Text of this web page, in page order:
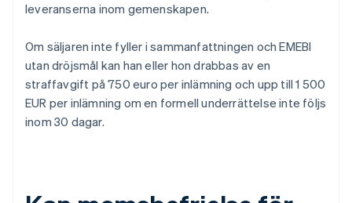
leveranserna inom gemenskapen.
Om säljaren inte fyller i sammanfattningen och EMEBI
utan dröjsmål kan han eller hon drabbas av en
straffavgift på 750 euro per inlämning och upp till 1 500
EUR per inlämning om en formell underrättelse inte följs
inom 30 dagar.